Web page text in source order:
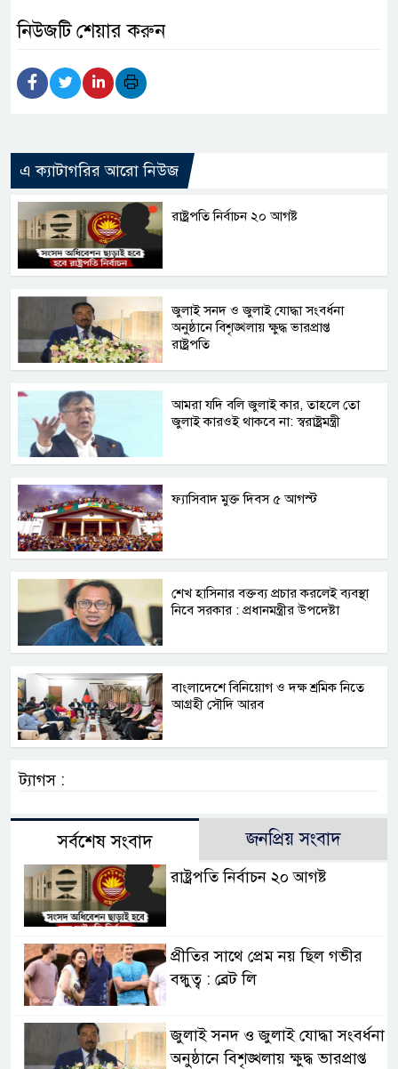
নিউজটি শেয়ার করুন
এ ক্যাটাগরির আরো নিউজ
রাষ্ট্রপতি নির্বাচন ২০ আগষ্ট
জুলাই সনদ ও জুলাই যোদ্ধা সংবর্ধনা
অনুষ্ঠানে বিশৃঙ্খলায় ক্ষুদ্ধ ভারপ্রাপ্ত
রাষ্ট্রপতি
আমরা যদি বলি জুলাই কার, তাহলে তো
জুলাই কারওই থাকবে না: স্বরাষ্ট্রমন্ত্রী
ফ্যাসিবাদ মুক্ত দিবস ৫ আগস্ট
শেখ হাসিনার বক্তব্য প্রচার করলেই ব্যবস্থা
নিবে সরকার : প্রধানমন্ত্রীর উপদেষ্টা
বাংলাদেশে বিনিয়োগ ও দক্ষ শ্রমিক নিতে
আগ্রহী সৌদি আরব
ট্যাগস :
সর্বশেষ সংবাদ জনপ্রিয় সংবাদ
রাষ্ট্রপতি নির্বাচন ২০ আগষ্ট
প্রীতির সাথে প্রেম নয় ছিল গভীর
বন্ধুত্ব : ব্রেট লি
জুলাই সনদ ও জুলাই যোদ্ধা সংবর্ধনা
অনুষ্ঠানে বিশৃঙ্খলায় ক্ষুদ্ধ ভারপ্রাপ্ত